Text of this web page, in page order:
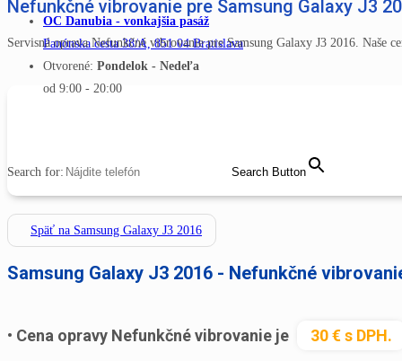
OC Danubia - vonkajšia pasáž
Panónska cesta 38/A, 851 04 Bratislava
Otvorené: Pondelok - Nedeľa
od 9:00 - 20:00
Search for: Search Button
Nefunkčné vibrovanie pre Samsung Galaxy J3
Servisná oprava Nefunkčné vibrovanie pre Samsung Galaxy J3 2016. Naše
Späť na Samsung Galaxy J3 2016
Samsung Galaxy J3 2016 - Nefunkčné
Cena opravy Nefunkčné vibrovanie je 30 € s DPH.